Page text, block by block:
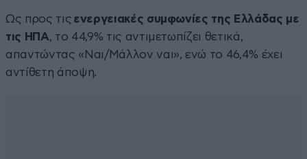
Ως προς τις ενεργειακές συμφωνίες της Ελλάδας με
τις ΗΠΑ, το 44,9% τις αντιμετωπίζει θετικά,
απαντώντας «Ναι/Μάλλον ναι», ενώ το 46,4% έχει
αντίθετη άποψη.